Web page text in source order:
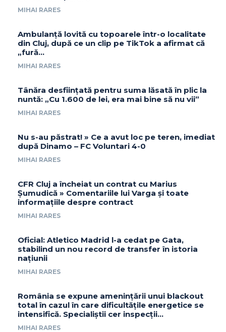
MIHAI RARES
Ambulanță lovită cu topoarele într-o localitate
din Cluj, după ce un clip pe TikTok a afirmat că
„fură…
MIHAI RARES
Tânăra desființată pentru suma lăsată în plic la
nuntă: „Cu 1.600 de lei, era mai bine să nu vii”
MIHAI RARES
Nu s-au păstrat! » Ce a avut loc pe teren, imediat
după Dinamo – FC Voluntari 4-0
MIHAI RARES
CFR Cluj a încheiat un contrat cu Marius
Șumudică » Comentariile lui Varga și toate
informațiile despre contract
MIHAI RARES
Oficial: Atletico Madrid l-a cedat pe Gata,
stabilind un nou record de transfer în istoria
națiunii
MIHAI RARES
România se expune amenințării unui blackout
total în cazul în care dificultățile energetice se
intensifică. Specialiștii cer inspecții…
MIHAI RARES